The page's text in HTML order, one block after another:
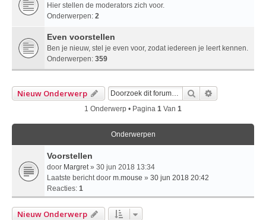
Hier stellen de moderators zich voor.
Onderwerpen: 2
Even voorstellen
Ben je nieuw, stel je even voor, zodat iedereen je leert kennen.
Onderwerpen: 359
Nieuw Onderwerp Zoek
1 Onderwerp • Pagina 1 Van 1
Onderwerpen
Voorstellen
door Margret» 30 jun 2018 13:34
Laatste bericht door m.mouse » 30 jun 2018 20:42
Reacties: 1
Nieuw Onderwerp